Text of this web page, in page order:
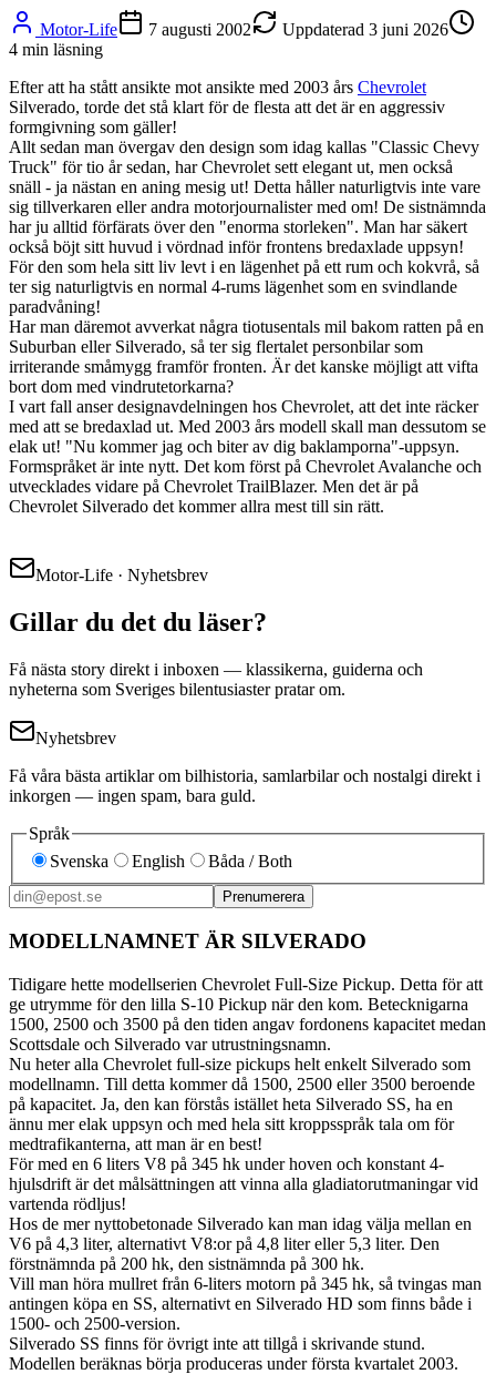
Motor-Life 7 augusti 2002 Uppdaterad 3 juni 2026
4 min läsning
Efter att ha stått ansikte mot ansikte med 2003 års Chevrolet
Silverado, torde det stå klart för de flesta att det är en aggressiv
formgivning som gäller!
Allt sedan man övergav den design som idag kallas "Classic Chevy
Truck" för tio år sedan, har Chevrolet sett elegant ut, men också
snäll - ja nästan en aning mesig ut! Detta håller naturligtvis inte vare
sig tillverkaren eller andra motorjournalister med om! De sistnämnda
har ju alltid förfärats över den "enorma storleken". Man har säkert
också böjt sitt huvud i vördnad inför frontens bredaxlade uppsyn!
För den som hela sitt liv levt i en lägenhet på ett rum och kokvrå, så
ter sig naturligtvis en normal 4-rums lägenhet som en svindlande
paradvåning!
Har man däremot avverkat några tiotusentals mil bakom ratten på en
Suburban eller Silverado, så ter sig flertalet personbilar som
irriterande småmygg framför fronten. Är det kanske möjligt att vifta
bort dom med vindrutetorkarna?
I vart fall anser designavdelningen hos Chevrolet, att det inte räcker
med att se bredaxlad ut. Med 2003 års modell skall man dessutom se
elak ut! "Nu kommer jag och biter av dig baklamporna"-uppsyn.
Formspråket är inte nytt. Det kom först på Chevrolet Avalanche och
utvecklades vidare på Chevrolet TrailBlazer. Men det är på
Chevrolet Silverado det kommer allra mest till sin rätt.
Motor-Life · Nyhetsbrev
Gillar du det du läser?
Få nästa story direkt i inboxen — klassikerna, guiderna och
nyheterna som Sveriges bilentusiaster pratar om.
Nyhetsbrev
Få våra bästa artiklar om bilhistoria, samlarbilar och nostalgi direkt i
inkorgen — ingen spam, bara guld.
Språk
Svenska
English Båda / Both
Prenumerera
MODELLNAMNET ÄR SILVERADO
Tidigare hette modellserien Chevrolet Full-Size Pickup. Detta för att
ge utrymme för den lilla S-10 Pickup när den kom. Betecknigarna
1500, 2500 och 3500 på den tiden angav fordonens kapacitet medan
Scottsdale och Silverado var utrustningsnamn.
Nu heter alla Chevrolet full-size pickups helt enkelt Silverado som
modellnamn. Till detta kommer då 1500, 2500 eller 3500 beroende
på kapacitet. Ja, den kan förstås istället heta Silverado SS, ha en
ännu mer elak uppsyn och med hela sitt kroppsspråk tala om för
medtrafikanterna, att man är en best!
För med en 6 liters V8 på 345 hk under hoven och konstant 4-
hjulsdrift är det målsättningen att vinna alla gladiatorutmaningar vid
vartenda rödljus!
Hos de mer nyttobetonade Silverado kan man idag välja mellan en
V6 på 4,3 liter, alternativt V8:or på 4,8 liter eller 5,3 liter. Den
förstnämnda på 200 hk, den sistnämnda på 300 hk.
Vill man höra mullret från 6-liters motorn på 345 hk, så tvingas man
antingen köpa en SS, alternativt en Silverado HD som finns både i
1500- och 2500-version.
Silverado SS finns för övrigt inte att tillgå i skrivande stund.
Modellen beräknas börja produceras under första kvartalet 2003.